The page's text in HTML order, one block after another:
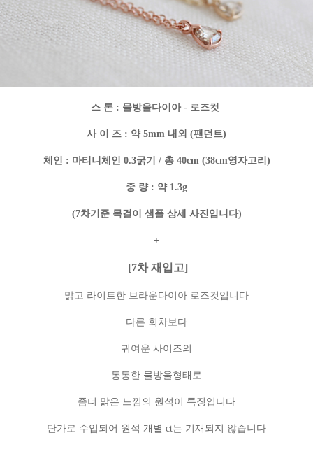
스 톤 : 물방울다이아 - 로즈컷
사 이 즈 : 약 5mm 내외 (팬던트)
체인 : 마티니체인 0.3굵기 / 총 40cm (38cm영자고리)
중 량 : 약 1.3g
(7차기준 목걸이 샘플 상세 사진입니다)
+
[7차 재입고]
맑고 라이트한 브라운다이아 로즈컷입니다
다른 회차보다
귀여운 사이즈의
통통한 물방울형태로
좀더 맑은 느낌의 원석이 특징입니다
단가로 수입되어 원석 개별 ct는 기재되지 않습니다